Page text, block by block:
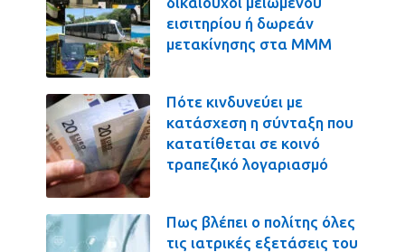
εισιτηρίου ή δωρεάν
μετακίνησης στα ΜΜΜ
Πότε κινδυνεύει με
κατάσχεση η σύνταξη που
κατατίθεται σε κοινό
τραπεζικό λογαριασμό
Πως βλέπει ο πολίτης όλες
τις ιατρικές εξετάσεις του